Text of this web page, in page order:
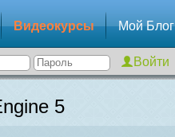
Видеокурсы Мой Блог
5